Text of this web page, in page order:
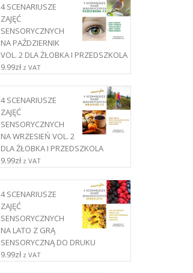
4 SCENARIUSZE
ZAJĘĆ
SENSORYCZNYCH
NA PAŹDZIERNIK
VOL. 2 DLA ŻŁOBKA I PRZEDSZKOLA
9.99zł z VAT
4 SCENARIUSZE
ZAJĘĆ
SENSORYCZNYCH
NA WRZESIEŃ VOL. 2
DLA ŻŁOBKA I PRZEDSZKOLA
9.99zł z VAT
4 SCENARIUSZE
ZAJĘĆ
SENSORYCZNYCH
NA LATO Z GRĄ
SENSORYCZNĄ DO DRUKU
9.99zł z VAT